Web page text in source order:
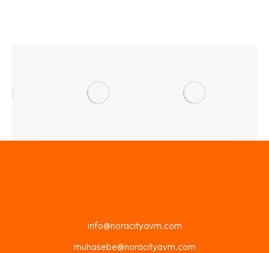
info@noracityavm.com
muhasebe@noracityavm.com